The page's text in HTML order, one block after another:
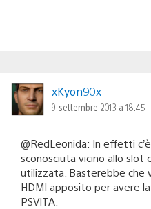
xKyon90x
9 settembre 2013 a 18:45
@RedLeonida: In effetti
sconosciuta vicino allo slot
utilizzata. Basterebbe che
HDMI apposito per avere
PSVITA.